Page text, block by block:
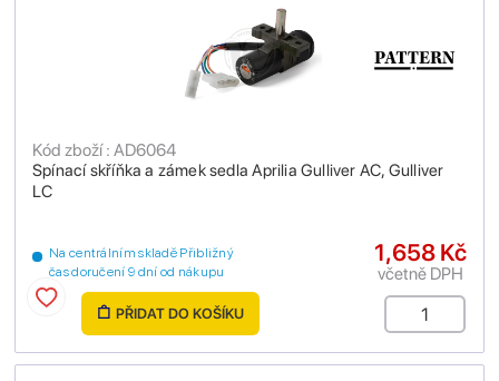
Spínací skříňka a zámek sedla Aprilia Gulliver AC, Gulliver
LC
Kód zboží : AD6064
Na centrálním skladě Přibližný
čas doručení 9 dní od nákupu
1,658 Kč
včetně DPH
PŘIDAT DO KOŠÍKU